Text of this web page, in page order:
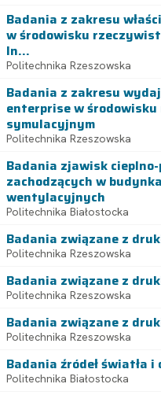
Badania z zakresu
w środowisku
In...
Politechnika Rzeszowska
Badania z zakresu
enterprise w
symulacyjnym
Politechnika Rzeszowska
Badania zjawisk
zachodzących w
wentylacyjnych
Politechnika Białostocka
Badania związane z
Politechnika Rzeszowska
Badania związane z
Politechnika Rzeszowska
Badania związane z
Politechnika Rzeszowska
Badania źródeł światła
Politechnika Białostocka